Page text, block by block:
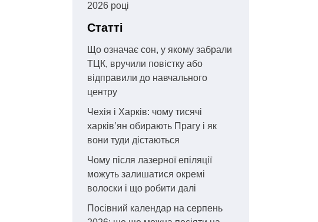
2026 році
Статті
Що означає сон, у якому забрали
ТЦК, вручили повістку або
відправили до навчального
центру
Чехія і Харків: чому тисячі
харків’ян обирають Прагу і як
вони туди дістаються
Чому після лазерної епіляції
можуть залишатися окремі
волоски і що робити далі
Посівний календар на серпень